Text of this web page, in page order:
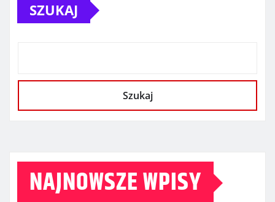
SZUKAJ
Szukaj
NAJNOWSZE WPISY